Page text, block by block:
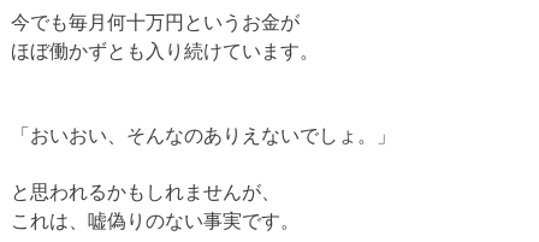
今でも毎月何十万円というお金が
ほぼ働かずとも入り続けています。
「おいおい、そんなのありえないでしょ。」
と思われるかもしれませんが、
これは、嘘偽りのない事実です。